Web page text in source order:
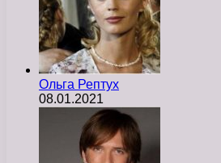
Ольга Рептух
08.01.2021